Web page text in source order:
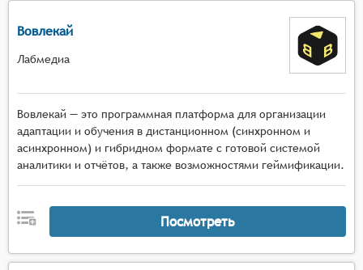
Вовлекай
Лабмедиа
Вовлекай — это программная платформа для организации
адаптации и обучения в дистанционном (синхронном и
асинхронном) и гибридном формате с готовой системой
аналитики и отчётов, а также возможностями геймификации.
Посмотреть